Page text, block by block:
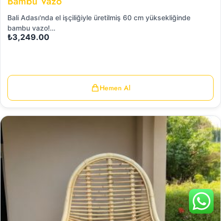
Bali Adası'nda el işçiliğiyle üretilmiş 60 cm yüksekliğinde
bambu vazo!…
₺3,249.00
Hemen Al